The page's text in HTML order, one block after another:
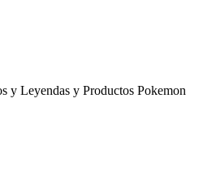
y Leyendas y Productos Pokemon